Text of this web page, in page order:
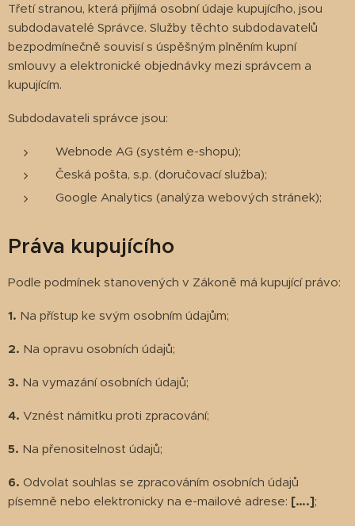
Třetí stranou, která přijímá osobní údaje kupujícího, jsou
subdodavatelé Správce. Služby těchto subdodavatelů
bezpodmínečně souvisí s úspěšným plněním kupní
smlouvy a elektronické objednávky mezi správcem a
kupujícím.
Subdodavateli správce jsou:
Webnode AG (systém e-shopu);
Česká pošta, s.p. (doručovací služba);
Google Analytics (analýza webových stránek);
Práva kupujícího
Podle podmínek stanovených v Zákoně má kupující právo:
1. Na přístup ke svým osobním údajům;
2. Na opravu osobních údajů;
3. Na vymazání osobních údajů;
4. Vznést námitku proti zpracování;
5. Na přenositelnost údajů;
6. Odvolat souhlas se zpracováním osobních údajů
písemně nebo elektronicky na e-mailové adrese: [….];